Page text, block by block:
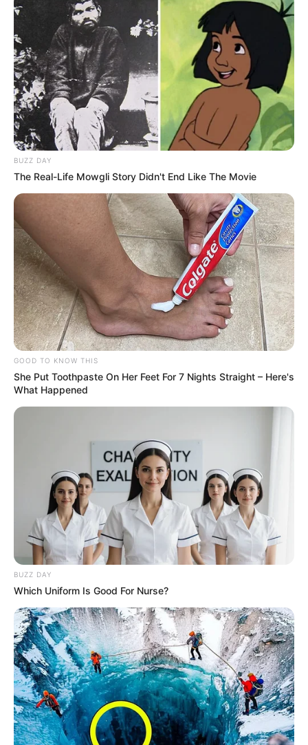
BUZZ DAY
The Real-Life Mowgli Story Didn't End Like The Movie
GOOD TO KNOW THIS
She Put Toothpaste On Her Feet For 7 Nights Straight – Here's
What Happened
BUZZ DAY
Which Uniform Is Good For Nurse?